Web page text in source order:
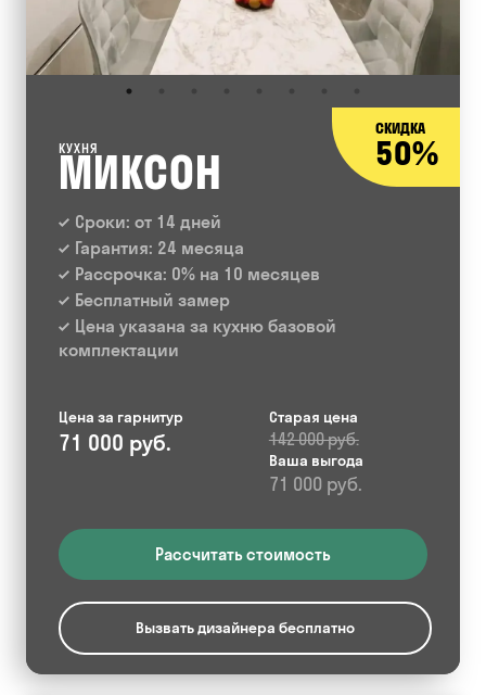
СКИДКА
50%
КУХНЯ
МИКСОН
Сроки: от 14 дней
Гарантия: 24 месяца
Рассрочка: 0% на 10 месяцев
Бесплатный замер
Цена указана за кухню базовой
комплектации
Цена за гарнитур
71 000 руб.
Старая цена
142 000 руб.
Ваша выгода
71 000 руб.
Рассчитать стоимость
Вызвать дизайнера бесплатно